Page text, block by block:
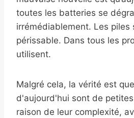
toutes les batteries se
irrémédiablement. Les piles
périssable. Dans tous les
utilisent.
Malgré cela, la vérité est
d'aujourd'hui sont de
raison de leur complexité,